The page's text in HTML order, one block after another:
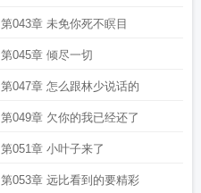
我
第043章 未免你死不瞑目
第045章 倾尽一切
第047章 怎么跟林少说话的
第049章 欠你的我已经还了
第051章 小叶子来了
第053章 远比看到的要精彩